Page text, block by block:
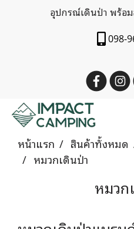
อุปกรณ์เดินป่า พร้อม
098-
หน้าแรก สินค้าทั้งหมด
หมวกเดินป่า
หมวก